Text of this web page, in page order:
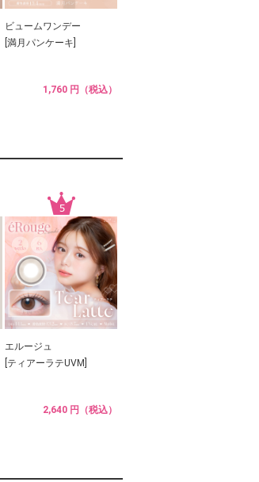
ビュームワンデー
[満月パンケーキ]
1,760 円（税込）
エルージュ
[ティアーラテUVM]
2,640 円（税込）